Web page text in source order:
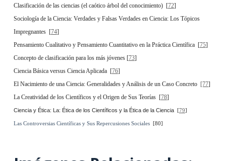
Clasificación de las ciencias (el caótico árbol del conocimiento) [72]
Sociología de la Ciencia: Verdades y Falsas Verdades en Ciencia: Los Tópicos
Impregnantes [74]
Pensamiento Cualitativo y Pensamiento Cuantitativo en la Práctica Científica [75]
Concepto de clasificación para los más jóvenes [73]
Ciencia Básica versus Ciencia Aplicada [76]
El Nacimiento de una Ciencia: Generalidades y Análisis de un Caso Concreto [77]
La Creatividad de los Científicos y el Origen de Sus Teorías [78]
Ciencia y Ética: La: Ética de los Científicos y la Ética de la Ciencia 79
Las Controversias Científicas y Sus Repercusiones Sociales [80]